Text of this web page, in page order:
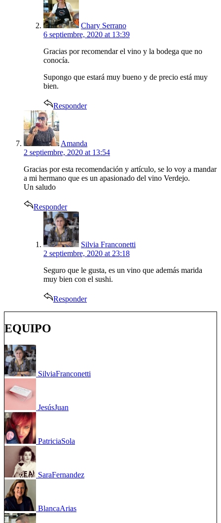
Chary Serrano
6 septiembre, 2020 at 13:39
Gracias por recomendar el vino y la bodega que no
conocía.
Supongo que estará muy bueno y de precio está muy
bien.
Responder
Amanda
2 septiembre, 2020 at 13:54
Gracias por esta recomendación y artículo, se lo voy a mandar
a mi hermano que es un apasionado del vino Verdejo.
Un saludo
Responder
says:
Silvia Franconetti
2 septiembre, 2020 at 23:18
Seguro que le gusta, es un vino que además marida
muy bien con el sushi.
Responder
EQUIPO
SilviaFranconetti
JesúsJuan
PatriciaSola
SaraFernandez
BlancaArias